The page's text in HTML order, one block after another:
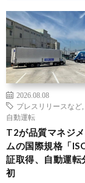
2026.08.08
プレスリリースなど
自動運転
T2が品質マネジ
ムの国際規格「
証取得、自動運転
初